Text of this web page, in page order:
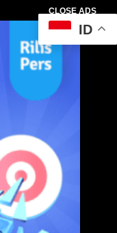
CLOSE ADS
ID